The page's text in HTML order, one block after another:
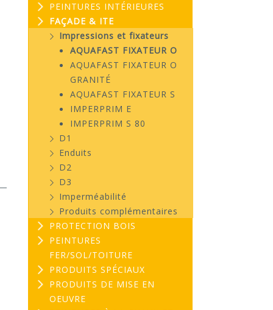
PEINTURES INTÉRIEURES
FAÇADE & ITE
Impressions et fixateurs
AQUAFAST FIXATEUR O
AQUAFAST FIXATEUR O
GRANITÉ
AQUAFAST FIXATEUR S
IMPERPRIM E
IMPERPRIM S 80
D1
Enduits
D2
D3
Imperméabilité
Produits complémentaires
PROTECTION BOIS
PEINTURES
FER/SOL/TOITURE
PRODUITS SPÉCIAUX
PRODUITS DE MISE EN
OEUVRE